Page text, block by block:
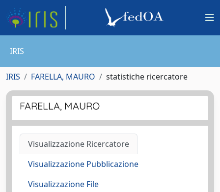
IRIS
IRIS FARELLA, MAURO statistiche ricercatore
FARELLA, MAURO
Visualizzazione Ricercatore
Visualizzazione Pubblicazione
Visualizzazione File